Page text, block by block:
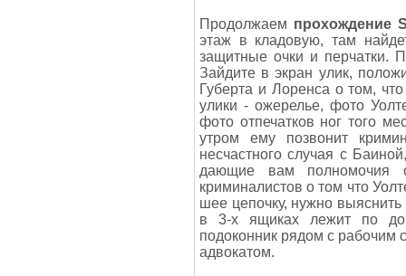
Продолжаем прохождение
этаж в кладовую, там
защитные очки и перчатки.
Зайдите в экран улик,
Губерта и Лоренса о том,
улики - ожерелье, фото
фото отпечатков ног того
утром ему позвонит
несчастного случая с
дающие вам полномочия
криминалистов о том что
шее цепочку, нужно выяснить
в 3-х ящиках лежит по
подоконник рядом с рабочим
адвокатом.